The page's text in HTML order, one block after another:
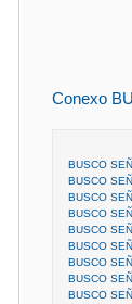
Conexo
BUSCO
BUSCO
BUSCO
BUSCO
BUSCO
BUSCO
BUSCO
BUSCO
BUSCO